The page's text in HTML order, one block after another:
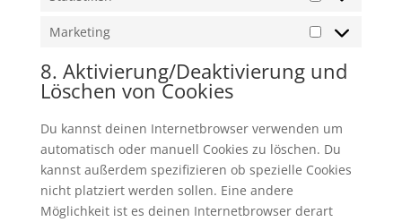
Statistiken
Marketing
Marketing
8. Aktivierung/Deaktivierung und
Löschen von Cookies
Du kannst deinen Internetbrowser verwenden um
automatisch oder manuell Cookies zu löschen. Du
kannst außerdem spezifizieren ob spezielle Cookies
nicht platziert werden sollen. Eine andere
Möglichkeit ist es deinen Internetbrowser derart